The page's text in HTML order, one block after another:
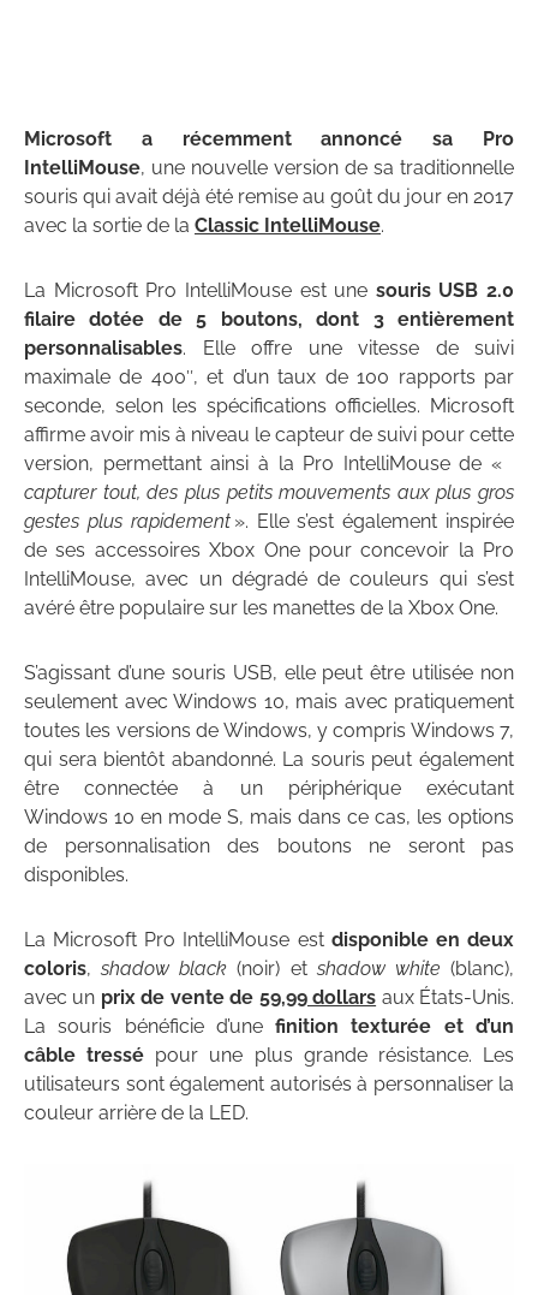
Microsoft a récemment annoncé sa Pro
IntelliMouse, une nouvelle version de sa traditionnelle
souris qui avait déjà été remise au goût du jour en 2017
avec la sortie de la Classic IntelliMouse.
La Microsoft Pro IntelliMouse est une souris USB 2.0
filaire dotée de 5 boutons, dont 3 entièrement
personnalisables. Elle offre une vitesse de suivi
maximale de 400″, et d’un taux de 100 rapports par
seconde, selon les spécifications officielles. Microsoft
affirme avoir mis à niveau le capteur de suivi pour cette
version, permettant ainsi à la Pro IntelliMouse de «
capturer tout, des plus petits mouvements aux plus gros
gestes plus rapidement». Elle s’est également inspirée
de ses accessoires Xbox One pour concevoir la Pro
IntelliMouse, avec un dégradé de couleurs qui s’est
avéré être populaire sur les manettes de la Xbox One.
S’agissant d’une souris USB, elle peut être utilisée non
seulement avec Windows 10, mais avec pratiquement
toutes les versions de Windows, y compris Windows 7,
qui sera bientôt abandonné. La souris peut également
être connectée à un périphérique exécutant
Windows 10 en mode S, mais dans ce cas, les options
de personnalisation des boutons ne seront pas
disponibles.
La Microsoft Pro IntelliMouse est disponible en deux
coloris,shadow black (noir) et shadow white (blanc),
avec un prix de vente de 59,99 dollars aux États-Unis.
La souris bénéficie d’unefinition texturée et d’un
câble tressé pour une plus grande résistance. Les
utilisateurs sont également autorisés à personnaliser la
couleur arrière de la LED.